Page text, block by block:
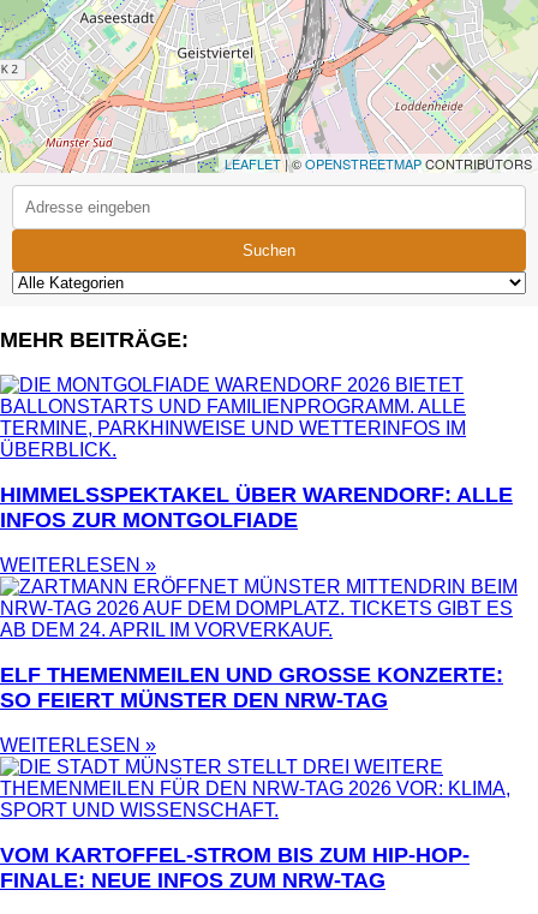
LEAFLET| ©OPENSTREETMAPCONTRIBUTORS
Suchen
MEHR BEITRÄGE:
HIMMELSSPEKTAKEL ÜBER WARENDORF: ALLE
INFOS ZUR MONTGOLFIADE
WEITERLESEN »
ELF THEMENMEILEN UND GROSSE KONZERTE: S
O FEIERT MÜNSTER DEN NRW-TAG
WEITERLESEN »
VOM KARTOFFEL-STROM BIS ZUM HIP-HOP-
FINALE: NEUE INFOS ZUM NRW-TAG